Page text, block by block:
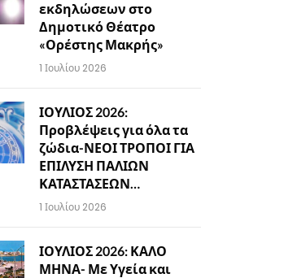
εκδηλώσεων στο
Δημοτικό Θέατρο
«Ορέστης Μακρής»
1 Ιουλίου 2026
ΙΟΥΛΙΟΣ 2026:
Προβλέψεις για όλα τα
ζώδια-ΝΕΟΙ ΤΡΟΠΟΙ ΓΙΑ
ΕΠΙΛΥΣΗ ΠΑΛΙΩΝ
ΚΑΤΑΣΤΑΣΕΩΝ…
1 Ιουλίου 2026
ΙΟΥΛΙΟΣ 2026: ΚΑΛΟ
ΜΗΝΑ- Με Υγεία και